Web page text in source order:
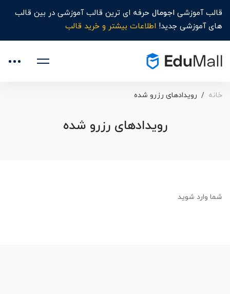
قالب آموزشی اجومال حرفه ای ترین قالب آموزشی در بین قالب
های آموزشی جدید! اطلاعات بیشتر و خرید قالب
خانه رویدادهای رزرو شده
رویدادهای رزرو شده
شما وارد شوید